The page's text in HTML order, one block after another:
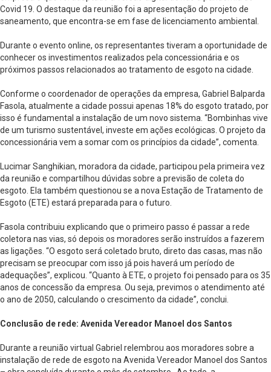
Covid 19. O destaque da reunião foi a apresentação do projeto de
saneamento, que encontra-se em fase de licenciamento ambiental.
Durante o evento online, os representantes tiveram a oportunidade de
conhecer os investimentos realizados pela concessionária e os
próximos passos relacionados ao tratamento de esgoto na cidade.
Conforme o coordenador de operações da empresa, Gabriel Balparda
Fasola, atualmente a cidade possui apenas 18% do esgoto tratado, por
isso é fundamental a instalação de um novo sistema. “Bombinhas vive
de um turismo sustentável, investe em ações ecológicas. O projeto da
concessionária vem a somar com os princípios da cidade”, comenta.
Lucimar Sanghikian, moradora da cidade, participou pela primeira vez
da reunião e compartilhou dúvidas sobre a previsão de coleta do
esgoto. Ela também questionou se a nova Estação de Tratamento de
Esgoto (ETE) estará preparada para o futuro.
Fasola contribuiu explicando que o primeiro passo é passar a rede
coletora nas vias, só depois os moradores serão instruídos a fazerem
as ligações. “O esgoto será coletado bruto, direto das casas, mas não
precisam se preocupar com isso já pois haverá um período de
adequações”, explicou. “Quanto à ETE, o projeto foi pensado para os 35
anos de concessão da empresa. Ou seja, previmos o atendimento até
o ano de 2050, calculando o crescimento da cidade”, conclui.
Conclusão de rede: Avenida Vereador Manoel dos Santos
Durante a reunião virtual Gabriel relembrou aos moradores sobre a
instalação de rede de esgoto na Avenida Vereador Manoel dos Santos